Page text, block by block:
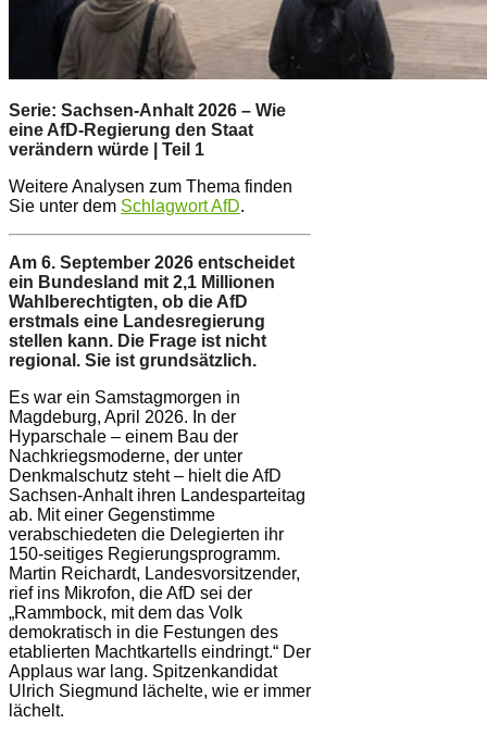
Serie: Sachsen-Anhalt 2026 – Wie
eine AfD-Regierung den Staat
verändern würde | Teil 1
Weitere Analysen zum Thema finden
Sie unter dem Schlagwort AfD.
Am 6. September 2026 entscheidet
ein Bundesland mit 2,1 Millionen
Wahlberechtigten, ob die AfD
erstmals eine Landesregierung
stellen kann. Die Frage ist nicht
regional. Sie ist grundsätzlich.
Es war ein Samstagmorgen in
Magdeburg, April 2026. In der
Hyparschale – einem Bau der
Nachkriegsmoderne, der unter
Denkmalschutz steht – hielt die AfD
Sachsen-Anhalt ihren Landesparteitag
ab. Mit einer Gegenstimme
verabschiedeten die Delegierten ihr
150-seitiges Regierungsprogramm.
Martin Reichardt, Landesvorsitzender,
rief ins Mikrofon, die AfD sei der
„Rammbock, mit dem das Volk
demokratisch in die Festungen des
etablierten Machtkartells eindringt.“ Der
Applaus war lang. Spitzenkandidat
Ulrich Siegmund lächelte, wie er immer
lächelt.